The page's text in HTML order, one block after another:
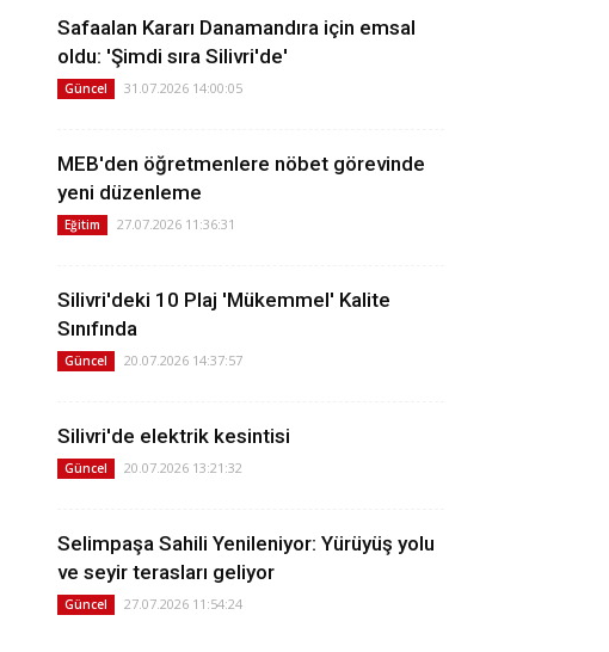
Safaalan Kararı Danamandıra için emsal
oldu: 'Şimdi sıra Silivri'de'
Güncel 31.07.2026 14:00:05
MEB'den öğretmenlere nöbet görevinde
yeni düzenleme
Eğitim 27.07.2026 11:36:31
Silivri'deki 10 Plaj 'Mükemmel' Kalite
Sınıfında
Güncel 20.07.2026 14:37:57
Silivri'de elektrik kesintisi
Güncel 20.07.2026 13:21:32
Selimpaşa Sahili Yenileniyor: Yürüyüş yolu
ve seyir terasları geliyor
Güncel 27.07.2026 11:54:24